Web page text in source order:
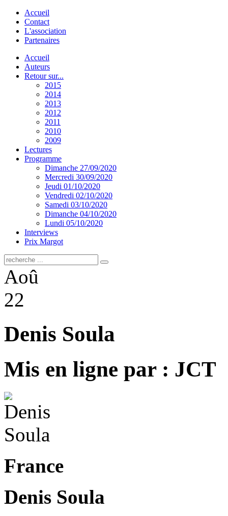
Accueil
Contact
L'association
Partenaires
Accueil
Auteurs
Retour sur...
2015
2014
2013
2012
2011
2010
2009
Lectures
Programme
Dimanche 27/09/2020
Mercredi 30/09/2020
Jeudi 01/10/2020
Vendredi 02/10/2020
Samedi 03/10/2020
Dimanche 04/10/2020
Lundi 05/10/2020
Interviews
Prix Margot
Aoû
22
Denis Soula
Mis en ligne par : JCT
France
Denis Soula